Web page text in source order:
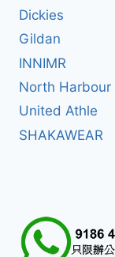
Dickies
Gildan
INNIMR
North Harbour
United Athle
SHAKAWEAR